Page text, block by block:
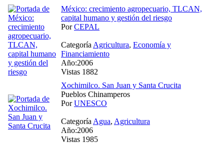
México: crecimiento agropecuario, TLCAN,
capital humano y gestión del riesgo
PorCEPAL
Categoría Agricultura, Economía y
Financiamiento
Año:2006
Vistas 1882
Xochimilco. San Juan y Santa Crucita
Pueblos Chinamperos
PorUNESCO
Categoría Agua, Agricultura
Año:2006
Vistas 1985